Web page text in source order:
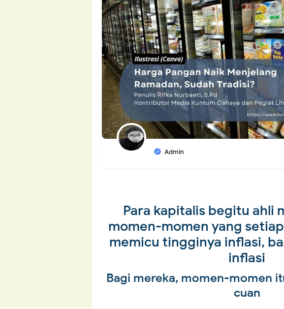
Admin
Para kapitalis begitu ahli
momen-momen yang
memicu tingginya inflasi,
inflasi
Bagi mereka, momen-momen
cuan